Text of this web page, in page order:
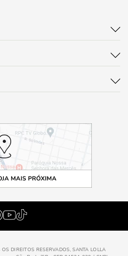
DIREITOS RESERVADOS, SANTA LOLLA